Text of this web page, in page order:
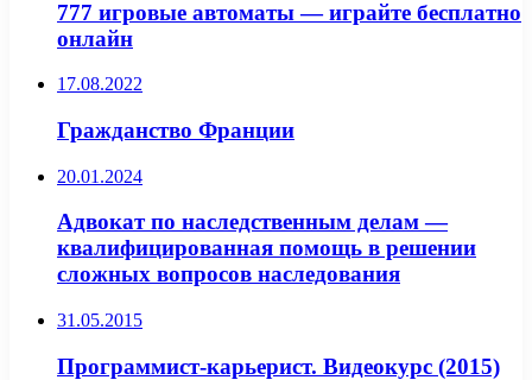
777 игровые автоматы — играйте бесплатно
онлайн
17.08.2022
Гражданство Франции
20.01.2024
Адвокат по наследственным делам —
квалифицированная помощь в решении
сложных вопросов наследования
31.05.2015
Программист-карьерист. Видеокурс (2015)